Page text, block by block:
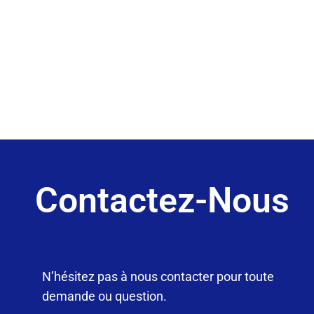
Contactez-Nous
N’hésitez pas à nous contacter pour toute
demande ou question.